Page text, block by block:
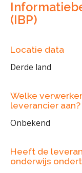
(IBP)
Locatie data
Derde land
Welke
leverancier aan?
Onbekend
Heeft de
onderwijs